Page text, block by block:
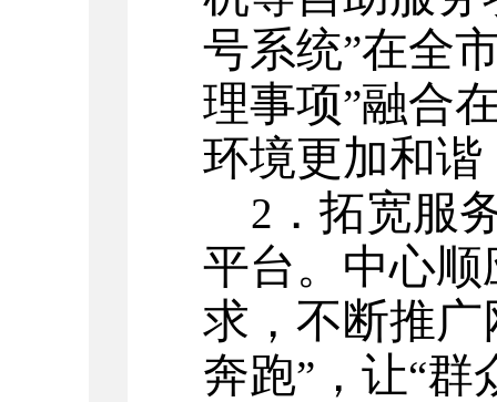
号系统”在全
理事项”融合
环境更加和
2 ．拓宽服
平台。中心顺
求，不断推
奔跑” ，让“群